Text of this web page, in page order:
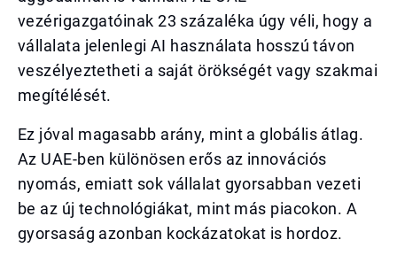
vezérigazgatóinak 23 százaléka úgy véli, hogy a
vállalata jelenlegi AI használata hosszú távon
veszélyeztetheti a saját örökségét vagy szakmai
megítélését.
Ez jóval magasabb arány, mint a globális átlag.
Az UAE-ben különösen erős az innovációs
nyomás, emiatt sok vállalat gyorsabban vezeti
be az új technológiákat, mint más piacokon. A
gyorsaság azonban kockázatokat is hordoz.